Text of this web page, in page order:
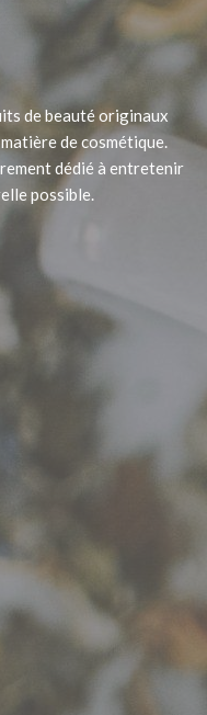
de beauté originaux
de cosmétique.
dédié à entretenir
possible.